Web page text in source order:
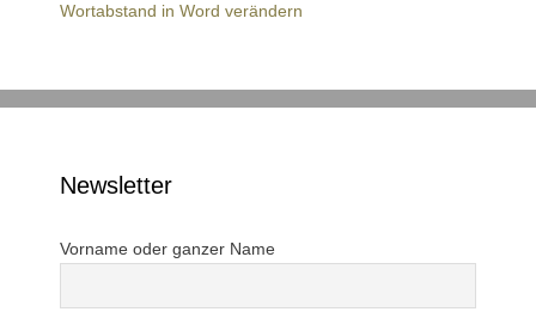
Wortabstand in Word verändern
Newsletter
Vorname oder ganzer Name